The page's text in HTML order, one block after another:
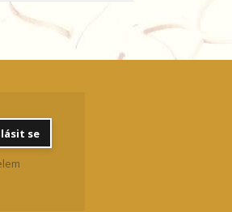
se